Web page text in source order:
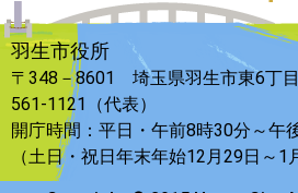
羽生市役所
〒348－8601 埼玉県羽生市東6丁
561-1121（代表）
開庁時間：平日・午前8時30分～午
（土日・祝日年末年始12月29日～1